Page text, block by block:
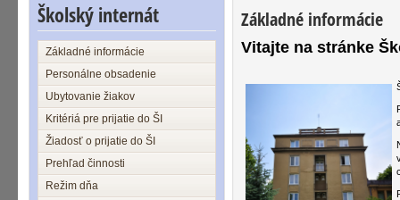
Školský internát
Základné informácie
Personálne obsadenie
Ubytovanie žiakov
Kritériá pre prijatie do ŠI
Žiadosť o prijatie do ŠI
Prehľad činnosti
Režim dňa
Základné informácie
Vitajte na stránke